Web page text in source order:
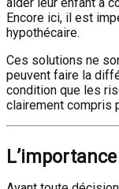
Encore ici, il est
hypothécaire.
Ces solutions ne
peuvent faire la
condition que les
clairement compris